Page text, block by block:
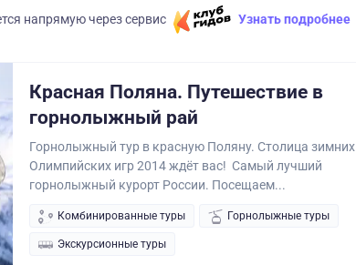
напрямую через сервис Узнать подробнее
Красная Поляна. Путешествие в
горнолыжный рай
Горнолыжный тур в красную Поляну. Столица зимних
Олимпийских игр 2014 ждёт вас! Самый лучший
горнолыжный курорт России. Посещаем...
Комбинированные туры Горнолыжные туры
Экскурсионные туры